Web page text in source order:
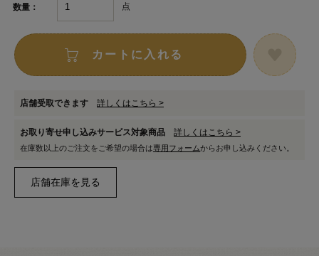
数量： 点
カートに入れる
店舗受取できます 詳しくはこちら >
お取り寄せ申し込みサービス対象商品 詳しくはこちら >
在庫数以上のご注文をご希望の場合は専用フォームからお申し込みください。